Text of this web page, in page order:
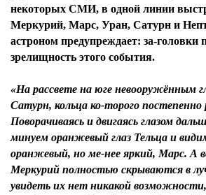
некоторых СМИ, в одной линии
Меркурий, Марс, Уран, Сатурн и
астроном предупреждает: за-головки
зрелищность этого события.
«На рассвете на юге невооружённым
Сатурн, кольца ко-торого
Поворачиваясь и двигаясь глазом
минуем оранжевый глаз Тельца и
оранжевый, но ме-нее яркий, Марс. А
Меркурий полностью скрываются в
увидеть их нет никакой